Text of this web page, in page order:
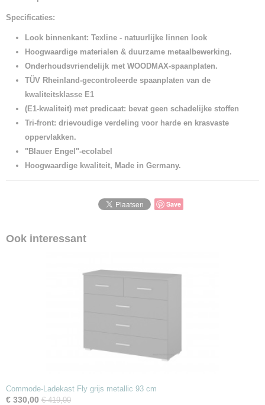
Specificaties:
Look binnenkant: Texline - natuurlijke linnen look
Hoogwaardige materialen & duurzame metaalbewerking.
Onderhoudsvriendelijk met WOODMAX-spaanplaten.
TÜV Rheinland-gecontroleerde spaanplaten van de
kwaliteitsklasse E1
(E1-kwaliteit) met predicaat: bevat geen schadelijke stoffen
Tri-front: drievoudige verdeling voor harde en krasvaste
oppervlakken.
"Blauer Engel"-ecolabel
Hoogwaardige kwaliteit, Made in Germany.
Save
Ook interessant
Commode-Ladekast Fly grijs metallic 93 cm
€ 330,00 € 419,00